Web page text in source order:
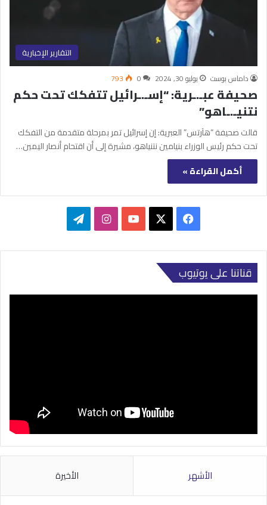
التقارير الإخبارية
داماس بوست يوليو 30, 2024 0
793
صحيفة عبـ.ـرية: “إسـ.ـرائيل تتفكك تحت حكم
نتنيـ.ـاهو”
قالت صحيفة “هآرتس” العبرية: إن إسرائيل تمر بمرحلة متقدمة من التفكك
تحت حكم رئيس الوزراء بنيامين نتنياهو، مشيرة إلى أن اقتحام أنصار اليمين…
أكمل القراءة »
فيسبوك ‫YouTubeانستقرامتيلقرام
قناتنا على يوتيوب
الأشهر الأخيرة